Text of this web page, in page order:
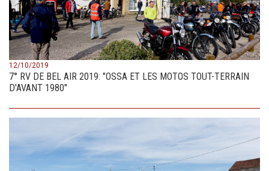
12/10/2019
7° RV DE BEL AIR 2019: "OSSA ET LES MOTOS TOUT-TERRAIN
D'AVANT 1980"